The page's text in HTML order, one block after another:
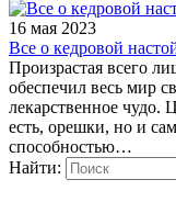
16 мая 2023
Все о кедровой
Произрастая всего
обеспечил весь мир
лекарственное чудо.
есть, орешки, но и
способностью…
Найти: